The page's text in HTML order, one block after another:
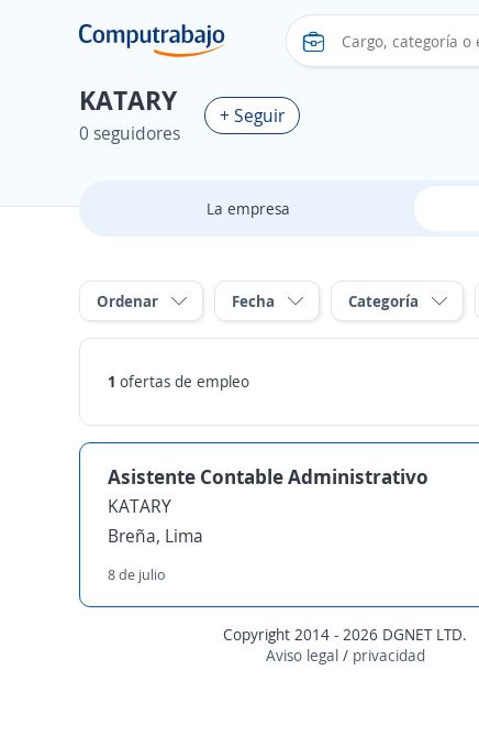
KATARY
0 seguidores
+ Seguir
La empresa
Ordenar Fecha Categoría
1 ofertas de empleo
Asistente Contable Administrativo
KATARY
Breña, Lima
8 de julio
Copyright 2014 - 2026 DGNET LTD.
Aviso legal/ privacidad